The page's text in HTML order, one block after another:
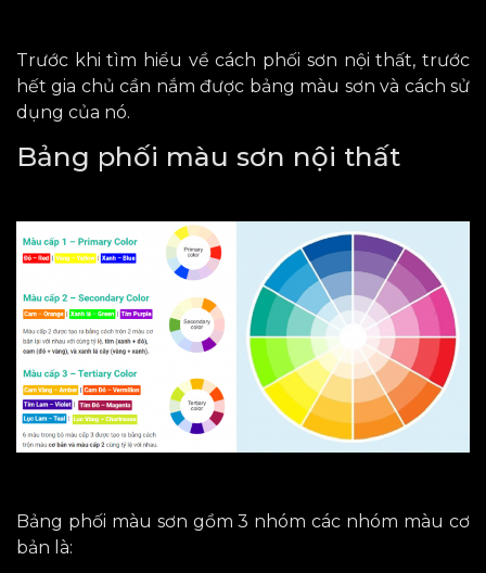
Trước khi tìm hiểu về cách phối sơn nội thất, trước
hết gia chủ cần nắm được bảng màu sơn và cách sử
dụng của nó.
Bảng phối màu sơn nội thất
Bảng phối màu sơn gồm 3 nhóm các nhóm màu cơ
bản là: